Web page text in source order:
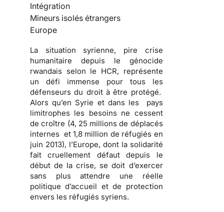
Intégration
Mineurs isolés étrangers
Europe
La situation syrienne, pire crise
humanitaire depuis le génocide
rwandais selon le HCR, représente
un défi immense pour tous les
défenseurs du droit à être protégé.
Alors qu’en Syrie et dans les pays
limitrophes les besoins ne cessent
de croître (4, 25 millions de déplacés
internes et 1,8 million de réfugiés en
juin 2013), l’Europe, dont la solidarité
fait cruellement défaut depuis le
début de la crise, se doit d’exercer
sans plus attendre une réelle
politique d’accueil et de protection
envers les réfugiés syriens.